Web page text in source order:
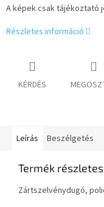
A képek csak tájékoztató
Részletes információ
KÉRDÉS
Leírás Beszélgetés
Termék
Zártszelvénydugó,